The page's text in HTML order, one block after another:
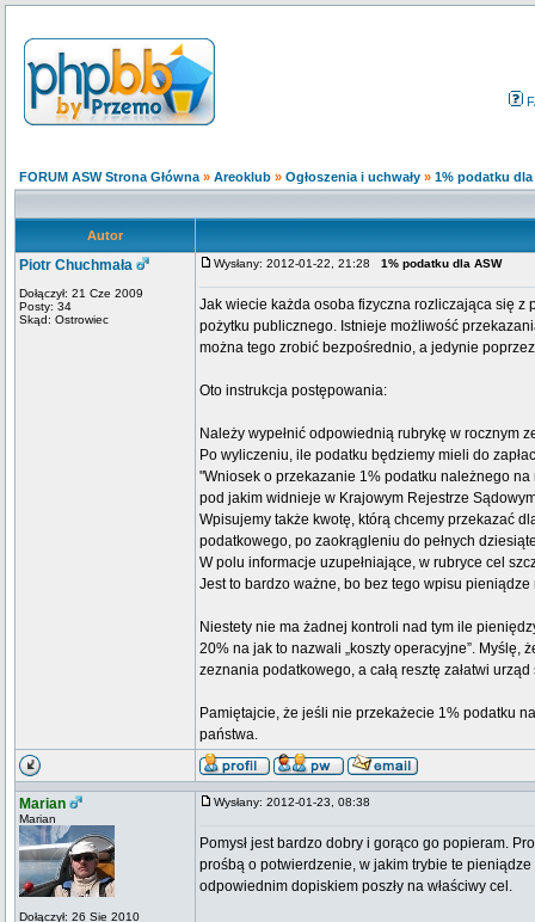
FORUM ASW Strona Główna » Areoklub » Ogłoszenia i uchwały » 1% podatku dla
Autor
Piotr Chuchmała
Dołączył: 21 Cze 2009
Posty: 34
Skąd: Ostrowiec
Wysłany: 2012-01-22, 21:28 1% podatku dla ASW
Jak wiecie każda osoba fizyczna rozliczająca się
pożytku publicznego. Istnieje możliwość
można tego zrobić bezpośrednio, a jedynie
Oto instrukcja postępowania:
Należy wypełnić odpowiednią rubrykę w rocznym
Po wyliczeniu, ile podatku będziemy mieli do
"Wniosek o przekazanie 1% podatku należnego
pod jakim widnieje w Krajowym Rejestrze
Wpisujemy także kwotę, którą chcemy przekazać
podatkowego, po zaokrągleniu do pełnych
W polu informacje uzupełniające, w rubryce cel
Jest to bardzo ważne, bo bez tego wpisu pieniądze
Niestety nie ma żadnej kontroli nad tym ile
20% na jak to nazwali „koszty operacyjne”. Myślę,
zeznania podatkowego, a całą resztę załatwi urząd
Pamiętajcie, że jeśli nie przekażecie 1% podatku
państwa.
Marian
Marian
Dołączył: 26 Sie 2010
Wysłany: 2012-01-23, 08:38
Pomysł jest bardzo dobry i gorąco go popieram.
prośbą o potwierdzenie, w jakim trybie te
odpowiednim dopiskiem poszły na właściwy cel.